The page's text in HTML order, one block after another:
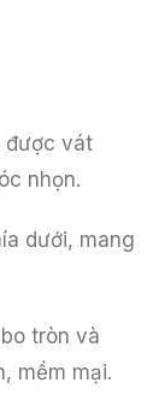
được vát
nhọn.
dưới, mang
tròn và
mềm mại.